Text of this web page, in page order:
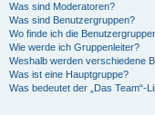
Was sind Moderatoren?
Was sind Benutzergruppen?
Wo finde ich die
Wie werde ich Gruppenleiter?
Weshalb werden verschiedene
Was ist eine Hauptgruppe?
Was bedeutet der „Das Team“-